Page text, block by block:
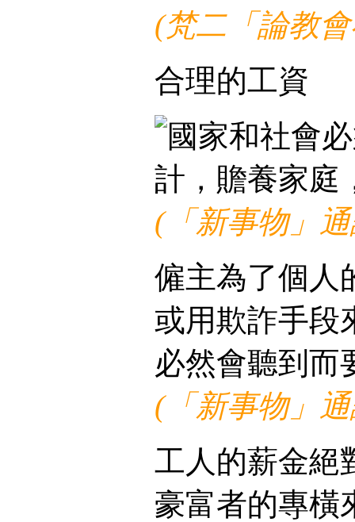
(梵二「論教
合理的工資
國家和社會
計，贍養家庭
(「新事物」
僱主為了個人
或用欺詐手段
必然會聽到而
(「新事物」
工人的薪金絕
豪富者的專橫